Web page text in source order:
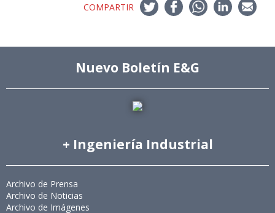
COMPARTIR
Nuevo Boletín E&G
+ Ingeniería Industrial
Archivo de Prensa
Archivo de Noticias
Archivo de Imágenes